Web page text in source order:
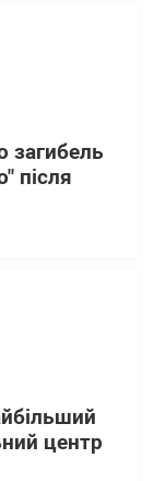
загибель
після
центр